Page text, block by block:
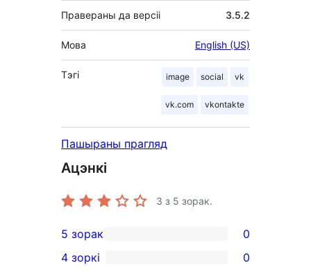
Правераны да версіі 3.5.2
Мова English (US)
Тэгі image social vk
vk.com vkontakte
Пашыраны прагляд
Ацэнкі
3 з 5 зорак.
0
5-
5 зорак 0
4 зоркі 0